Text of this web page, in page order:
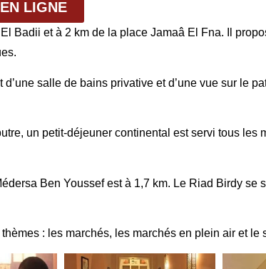
LIGNE
Badii et à 2 km de la place Jamaâ El Fna. Il
salle de bains privative et d’une vue sur le
un petit-déjeuner continental est servi tous les
Ben Youssef est à 1,7 km. Le Riad Birdy se
: les marchés, les marchés en plein air et le